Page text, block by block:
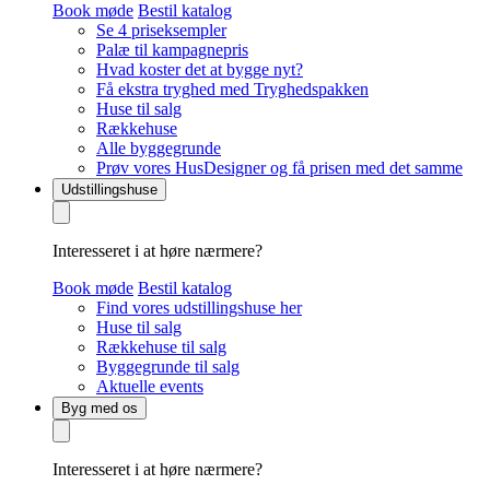
Book møde Bestil katalog
Se 4 priseksempler
Palæ til kampagnepris
Hvad koster det at bygge nyt?
Få ekstra tryghed med Tryghedspakken
Huse til salg
Rækkehuse
Alle byggegrunde
Prøv vores HusDesigner og få prisen med det samme
Udstillingshuse
Interesseret i at høre nærmere?
Book møde Bestil katalog
Find vores udstillingshuse her
Huse til salg
Rækkehuse til salg
Byggegrunde til salg
Aktuelle events
Byg med os
Interesseret i at høre nærmere?